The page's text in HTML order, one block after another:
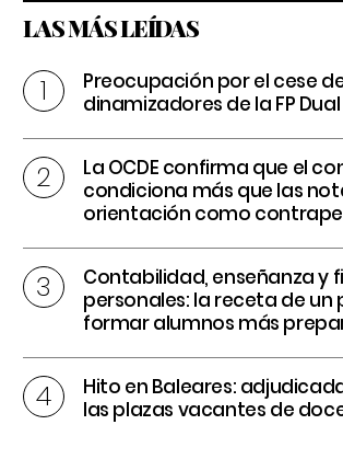
LAS MÁS LEÍDAS
Preocupación por el cese
dinamizadores de la FP
La OCDE confirma que el
condiciona más que las
orientación como
Contabilidad, enseñanza y
personales: la receta de un
formar alumnos más
Hito en Baleares:
las plazas vacantes de